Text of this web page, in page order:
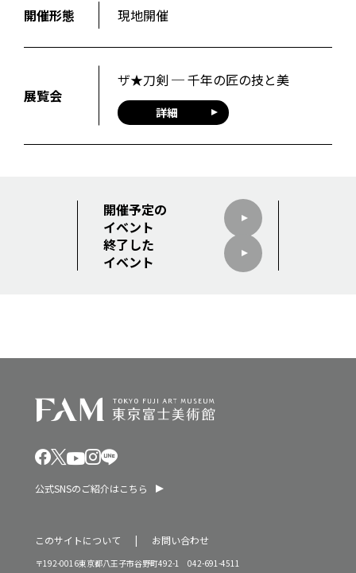
開催形態 現地開催
展覧会
ザ★刀剣 ─ 千年の匠の技と美
詳細
開催予定の
イベント
終了した
イベント
公式SNSのご紹介はこちら
このサイトについて お問い合わせ
〒192-0016東京都八王子市谷野町492-1 042-691-4511